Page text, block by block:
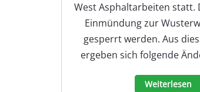
West Asphaltarbeiten statt.
Einmündung zur
gesperrt werden. Aus
ergeben sich folgende
Weiterlesen